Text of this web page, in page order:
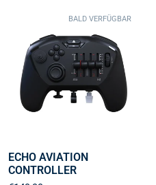
ECHO AVIATION
CONTROLLER
BALD VERFÜGBAR